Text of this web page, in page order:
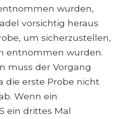
wurden,
vorsichtig heraus
um sicherzustellen,
entnommen wurden.
muss der Vorgang
die erste Probe nicht
Wenn ein
ein drittes Mal